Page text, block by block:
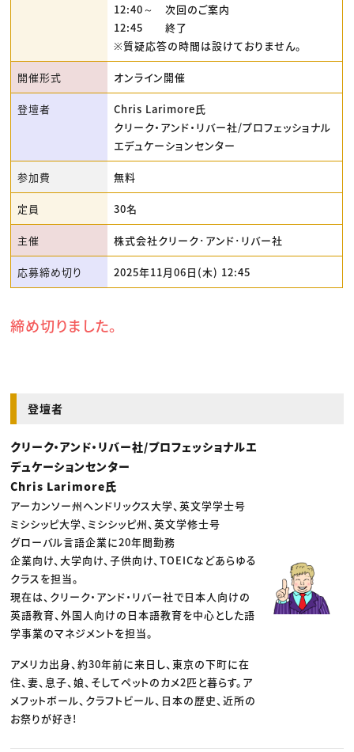
12:40～ 次回のご案内
12:45 終了
※質疑応答の時間は設けておりません。
開催形式 オンライン開催
登壇者
Chris Larimore氏
クリーク・アンド・リバー社/プロフェッショナル
エデュケーションセンター
参加費 無料
定員 30名
主催 株式会社クリーク･アンド･リバー社
応募締め切り 2025年11月06日(木) 12:45
締め切りました。
登壇者
クリーク・アンド・リバー社/プロフェッショナルエ
デュケーションセンター
Chris Larimore氏
アーカンソー州ヘンドリックス大学、英文学学士号
ミシシッピ大学、ミシシッピ州、英文学修士号
グローバル言語企業に20年間勤務
企業向け、大学向け、子供向け、TOEICなどあらゆる
クラスを担当。
現在は、クリーク・アンド・リバー社で日本人向けの
英語教育、外国人向けの日本語教育を中心とした語
学事業のマネジメントを担当。
アメリカ出身、約30年前に来日し、東京の下町に在
住、妻、息子、娘、そしてペットのカメ2匹と暮らす。ア
メフットボール、クラフトビール、日本の歴史、近所の
お祭りが好き!